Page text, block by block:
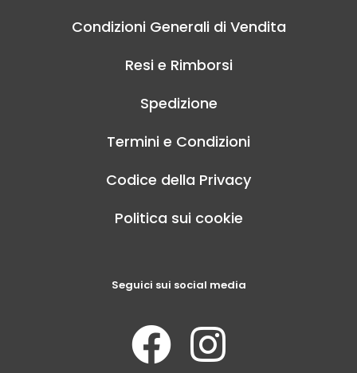
Condizioni Generali di Vendita
Resi e Rimborsi
Spedizione
Termini e Condizioni
Codice della Privacy
Politica sui cookie
Seguici sui social media